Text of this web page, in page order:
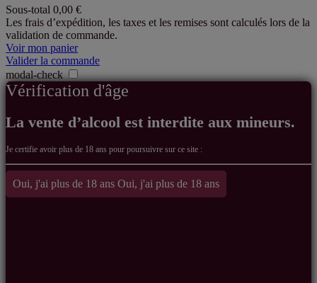
Produits
dans
le
panier
Sous-total 0,00 €
Les frais d’expédition, les taxes et les remises sont calculés lors de la
validation de commande.
Voir mon panier
Valider la commande
modal-check
Vérification d'âge
La vente d’alcool est interdite aux mineurs.
Je certifie avoir plus de 18 ans pour poursuivre sur ce site :
Oui, j'ai plus de 18 ans Oui, j'ai plus de 18 ans